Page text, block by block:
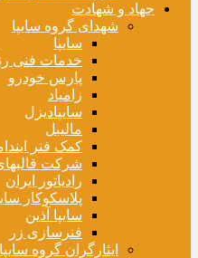
جهاد و شهادت
شهدای گروه سایپا
سایپا
خدمات فنی
پارس خودرو
زامیاد
سایپادیزل
مالیبل
کمک فنر
شرکت
رادیاتور ایران
پلاسکوکار
سایپا آذین
فنرسازی زر
ایثارگران گروه سایپا